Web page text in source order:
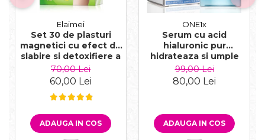
Elaimei
Set 30 de plasturi
magnetici cu efect de
slabire si detoxifiere a
organismului
ingrediente naturale
70,00 Lei
60,00 Lei
ADAUGA IN COS
ONE1x
Serum cu acid
hialuronic pur
hidrateaza si umple
ridurile, 30 ml
99,00 Lei
80,00 Lei
ADAUGA IN COS